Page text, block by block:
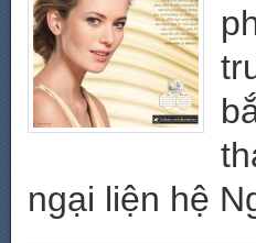
ngại liện hệ